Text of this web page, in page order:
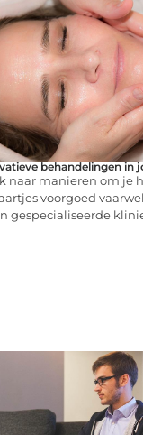
behandelingen in
naar manieren om je
voorgoed
gespecialiseerde